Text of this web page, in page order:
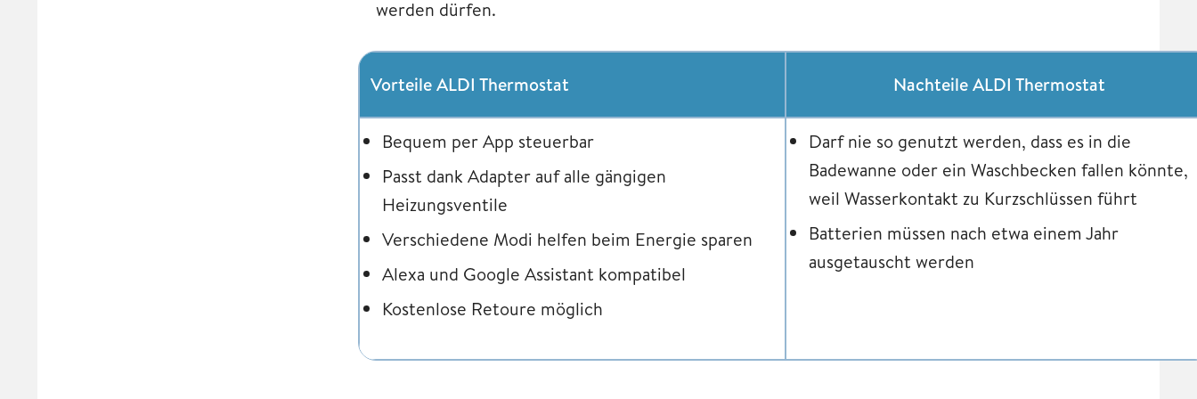
werden dürfen.
Vorteile ALDI Thermostat Nachteile ALDI Thermostat
Bequem per App steuerbar
Passt dank Adapter auf alle gängigen
Heizungsventile
Verschiedene Modi helfen beim Energie sparen
Alexa und Google Assistant kompatibel
Kostenlose Retoure möglich
Darf nie so genutzt werden, dass es in die
Badewanne oder ein Waschbecken fallen könnte,
weil Wasserkontakt zu Kurzschlüssen führt
Batterien müssen nach etwa einem Jahr
ausgetauscht werden